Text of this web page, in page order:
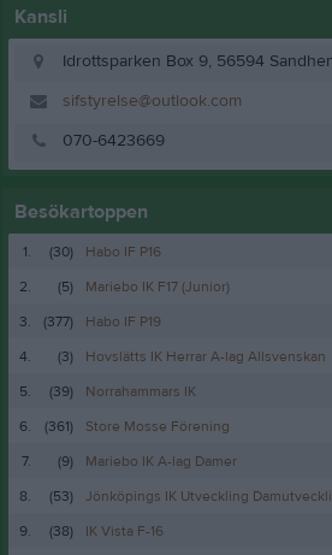
Kansli
Idrottsparken Box 9, 56594
sifstyrelse@outlook.com
070-6423669
Besökartoppen
1. (30)
Habo IF P16
2.
(5)
Mariebo IK F17 (Junior)
3.
(377)
Habo IF P19
4.
(3)
Hovslätts IK Herrar A-lag Allsvenskan
5.
(39)
Norrahammars IK
6.
(361)
Store Mosse Förening
7.
(9)
Mariebo IK A-lag Damer
8.
(53)
Jönköpings IK Utveckling
9.
(38) IK Vista F-16